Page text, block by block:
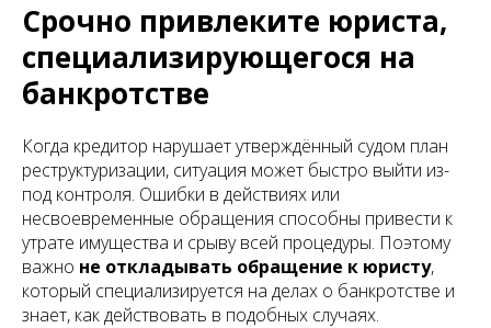
Срочно привлеките юриста,
специализирующегося на
банкротстве
Когда кредитор нарушает утверждённый судом план
реструктуризации, ситуация может быстро выйти из-
под контроля. Ошибки в действиях или
несвоевременные обращения способны привести к
утрате имущества и срыву всей процедуры. Поэтому
важно не откладывать обращение к юристу,
который специализируется на делах о банкротстве и
знает, как действовать в подобных случаях.